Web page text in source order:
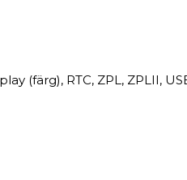
(färg), RTC, ZPL, ZPLII,